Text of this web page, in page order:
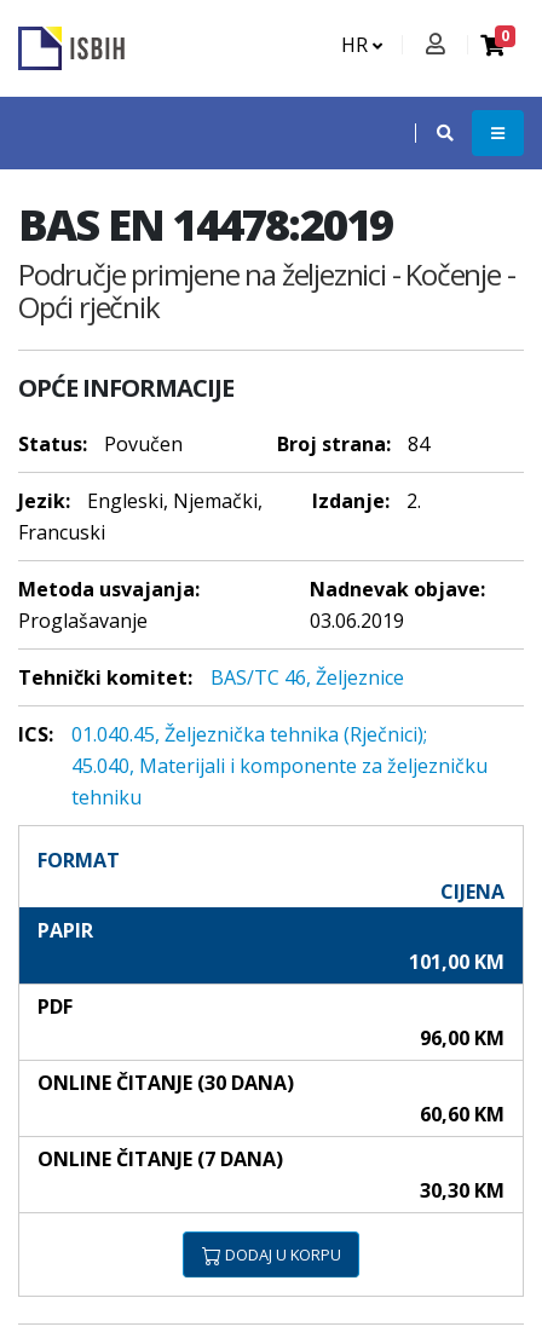
HR 0
BAS EN 14478:2019
Područje primjene na željeznici - Kočenje -
Opći rječnik
OPĆE INFORMACIJE
Status: Povučen Broj strana: 84
Jezik:
Engleski, Njemački,
Francuski
Izdanje: 2.
Metoda usvajanja:
Proglašavanje
Nadnevak objave:
03.06.2019
Tehnički komitet: BAS/TC 46, Željeznice
ICS:
01.040.45, Željeznička tehnika (Rječnici);
45.040, Materijali i komponente za željezničku
tehniku
FORMAT
CIJENA
PAPIR
101,00 KM
PDF
96,00 KM
ONLINE ČITANJE (30 DANA)
60,60 KM
ONLINE ČITANJE (7 DANA)
30,30 KM
DODAJ U KORPU